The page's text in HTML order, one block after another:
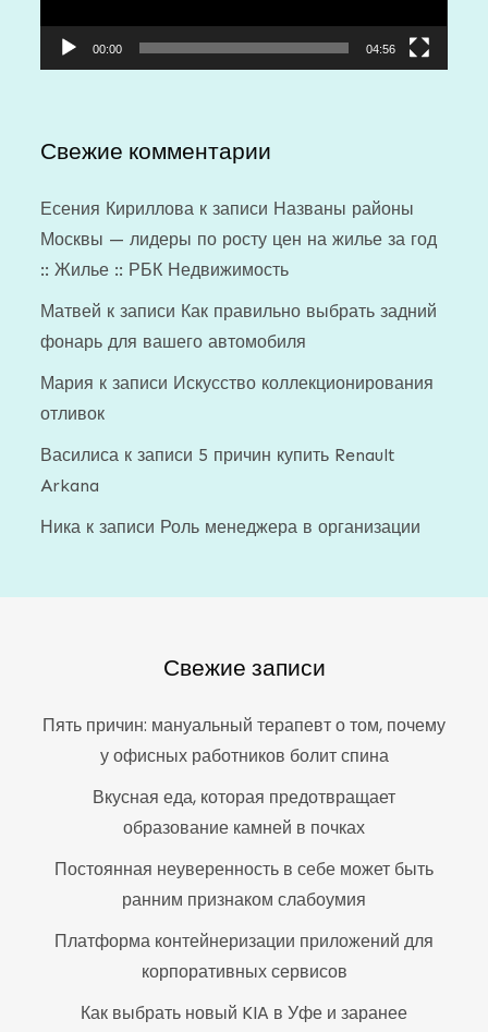
00:00 04:56
Свежие комментарии
Есения Кириллова к записи Названы районы
Москвы — лидеры по росту цен на жилье за год
:: Жилье :: РБК Недвижимость
Матвей к записи Как правильно выбрать задний
фонарь для вашего автомобиля
Мария к записи Искусство коллекционирования
отливок
Василиса к записи 5 причин купить Renault
Arkana
Ника к записи Роль менеджера в организации
Свежие записи
Пять причин: мануальный терапевт о том, почему
у офисных работников болит спина
Вкусная еда, которая предотвращает
образование камней в почках
Постоянная неуверенность в себе может быть
ранним признаком слабоумия
Платформа контейнеризации приложений для
корпоративных сервисов
Как выбрать новый KIA в Уфе и заранее